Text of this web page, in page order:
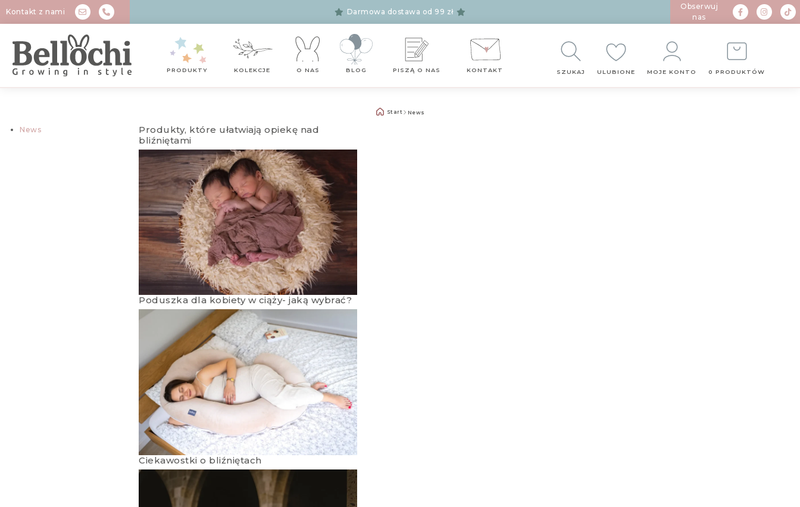
Kontakt z nami Darmowa dostawa od 99 zł
Obserwuj
nas
PRODUKTY KOLEKCJE O NAS BLOG PISZĄ O NAS KONTAKT SZUKAJ ULUBIONE MOJE KONTO 0 PRODUKTÓW
Start News
News
Produkty, które ułatwiają opiekę nad
bliźniętami
Poduszka dla kobiety w ciąży- jaką wybrać?
Ciekawostki o bliźniętach